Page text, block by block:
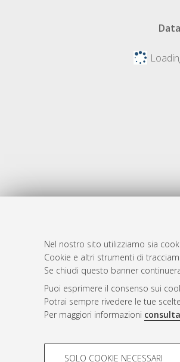
Nel nostro sito utilizziamo sia
Cookie e altri strumenti di
Se chiudi questo banner
Puoi esprimere il consenso sui
Potrai sempre rivedere le tue
Per maggiori informazioni
COOKIE DI PROFILAZIONE
SOLO COOKIE NECESSARI
Atom
Rss 1.0
Rss 2.0